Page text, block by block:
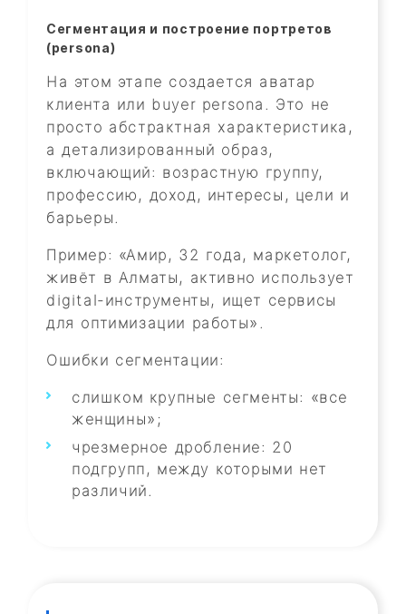
Сегментация и построение портретов
(persona)
На этом этапе создается аватар
клиента или buyer persona. Это не
просто абстрактная характеристика,
а детализированный образ,
включающий: возрастную группу,
профессию, доход, интересы, цели и
барьеры.
Пример: «Амир, 32 года, маркетолог,
живёт в Алматы, активно использует
digital-инструменты, ищет сервисы
для оптимизации работы».
Ошибки сегментации:
слишком крупные сегменты: «все
женщины»;
чрезмерное дробление: 20
подгрупп, между которыми нет
различий.